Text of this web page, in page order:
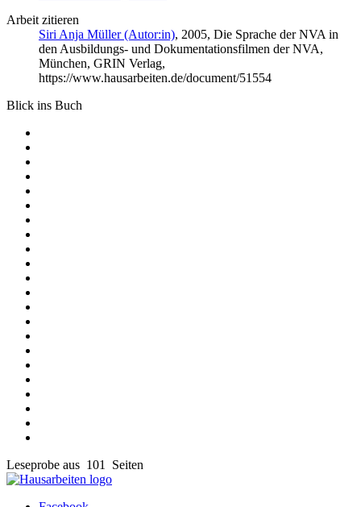
Arbeit zitieren
Siri Anja Müller (Autor:in), 2005, Die Sprache der NVA in
den Ausbildungs- und Dokumentationsfilmen der NVA,
München, GRIN Verlag,
https://www.hausarbeiten.de/document/51554
Blick ins Buch
Leseprobe aus 101 Seiten